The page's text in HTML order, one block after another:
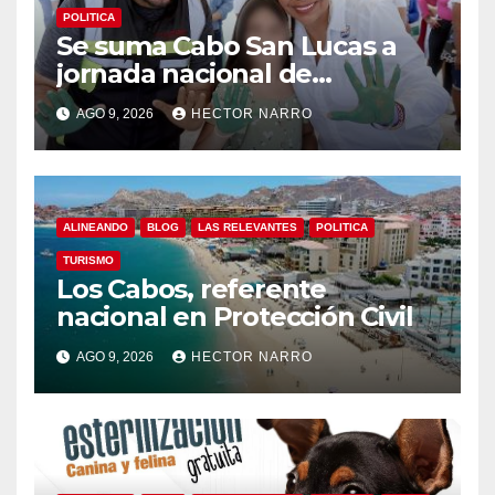
POLITICA
Se suma Cabo San Lucas a
jornada nacional de
reforestación
AGO 9, 2026 HECTOR NARRO
ALINEANDO BLOG LAS RELEVANTES POLITICA
TURISMO
Los Cabos, referente
nacional en Protección Civil
AGO 9, 2026 HECTOR NARRO